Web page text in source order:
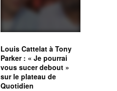
Louis Cattelat à Tony
Parker : « Je pourrai
vous sucer debout »
sur le plateau de
Quotidien